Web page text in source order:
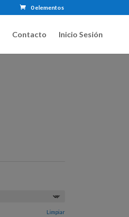
0 elementos
Contacto Inicio Sesión
Limpiar